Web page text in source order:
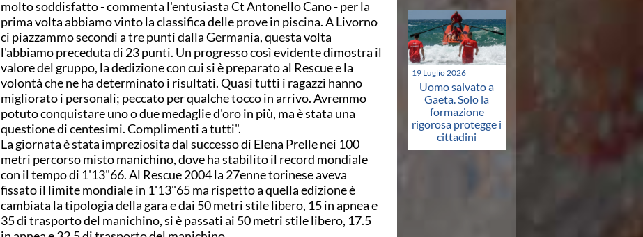
molto soddisfatto - commenta l'entusiasta Ct Antonello Cano - per la
prima volta abbiamo vinto la classifica delle prove in piscina. A Livorno
ci piazzammo secondi a tre punti dalla Germania, questa volta
l'abbiamo preceduta di 23 punti. Un progresso così evidente dimostra il
valore del gruppo, la dedizione con cui si è preparato al Rescue e la
volontà che ne ha determinato i risultati. Quasi tutti i ragazzi hanno
migliorato i personali; peccato per qualche tocco in arrivo. Avremmo
potuto conquistare uno o due medaglie d'oro in più, ma è stata una
questione di centesimi. Complimenti a tutti".
La giornata è stata impreziosita dal successo di Elena Prelle nei 100
metri percorso misto manichino, dove ha stabilito il record mondiale
con il tempo di 1'13"66. Al Rescue 2004 la 27enne torinese aveva
fissato il limite mondiale in 1'13"65 ma rispetto a quella edizione è
cambiata la tipologia della gara e dai 50 metri stile libero, 15 in apnea e
35 di trasporto del manichino, si è passati ai 50 metri stile libero, 17.5
19 Luglio 2026
Uomo salvato a
Gaeta. Solo la
formazione
rigorosa protegge i
cittadini